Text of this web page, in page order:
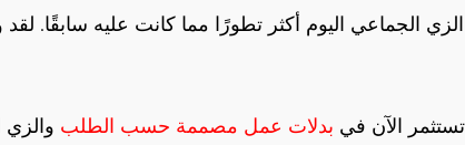
الجماعي اليوم أكثر تطورًا مما كانت عليه سابقًا. لقد
الآن في بدلات عمل مصممة حسب الطلب